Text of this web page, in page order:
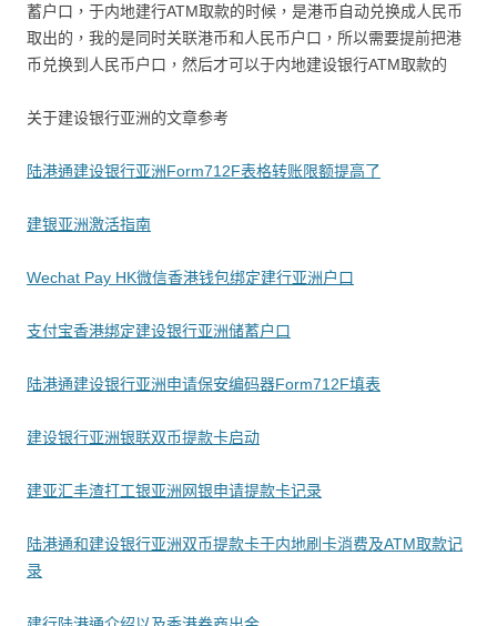
蓄户口，于内地建行ATM取款的时候，是港币自动兑换成人民币
取出的，我的是同时关联港币和人民币户口，所以需要提前把港
币兑换到人民币户口，然后才可以于内地建设银行ATM取款的
关于建设银行亚洲的文章参考
陆港通建设银行亚洲Form712F表格转账限额提高了
建银亚洲激活指南
Wechat Pay HK微信香港钱包绑定建行亚洲户口
支付宝香港绑定建设银行亚洲储蓄户口
陆港通建设银行亚洲申请保安编码器Form712F填表
建设银行亚洲银联双币提款卡启动
建亚汇丰渣打工银亚洲网银申请提款卡记录
陆港通和建设银行亚洲双币提款卡于内地刷卡消费及ATM取款记
录